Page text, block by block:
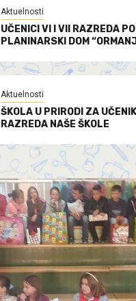
Aktuelnosti
UČENICI VI I VII RAZREDA
PLANINARSKI DOM
Aktuelnosti
ŠKOLA U PRIRODI ZA
RAZREDA NAŠE ŠKOLE